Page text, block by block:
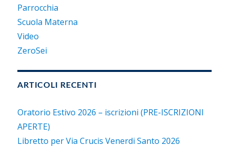
Parrocchia
Scuola Materna
Video
ZeroSei
ARTICOLI RECENTI
Oratorio Estivo 2026 – iscrizioni (PRE-ISCRIZIONI
APERTE)
Libretto per Via Crucis Venerdi Santo 2026